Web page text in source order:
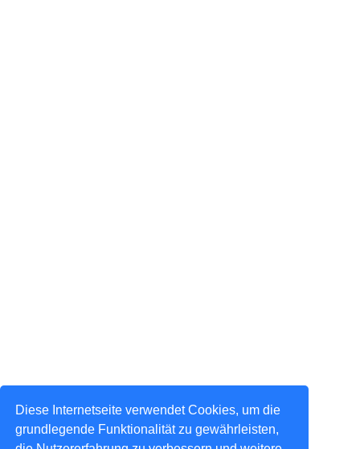
Diese Internetseite verwendet Cookies, um die
grundlegende Funktionalität zu gewährleisten,